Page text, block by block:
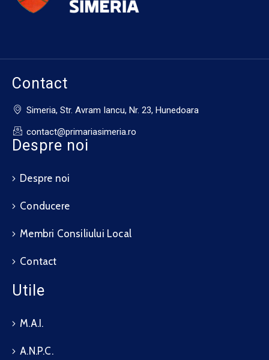
Contact
Simeria, Str. Avram Iancu, Nr. 23, Hunedoara
contact@primariasimeria.ro
Despre noi
Despre noi
Conducere
Membri Consiliului Local
Contact
Utile
M.A.I.
A.N.P.C.